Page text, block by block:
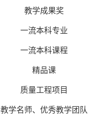
教学成果奖
一流本科专业
一流本科课程
精品课
质量工程项目
教学名师、优秀教学团队